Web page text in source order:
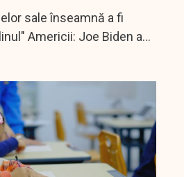
sale înseamnă a fi
Americii: Joe Biden a
un moment în care